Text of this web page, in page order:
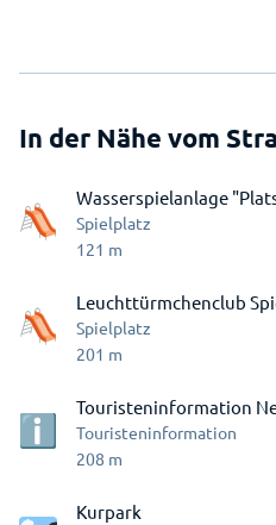
In der Nähe vom
Wasserspielanlage
Spielplatz
121 m
Leuchttürmchenclub
Spielplatz
201 m
Touristeninformation
Touristeninformation
208 m
Kurpark